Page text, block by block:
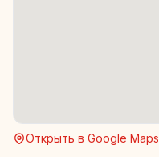
Открыть в Google Maps